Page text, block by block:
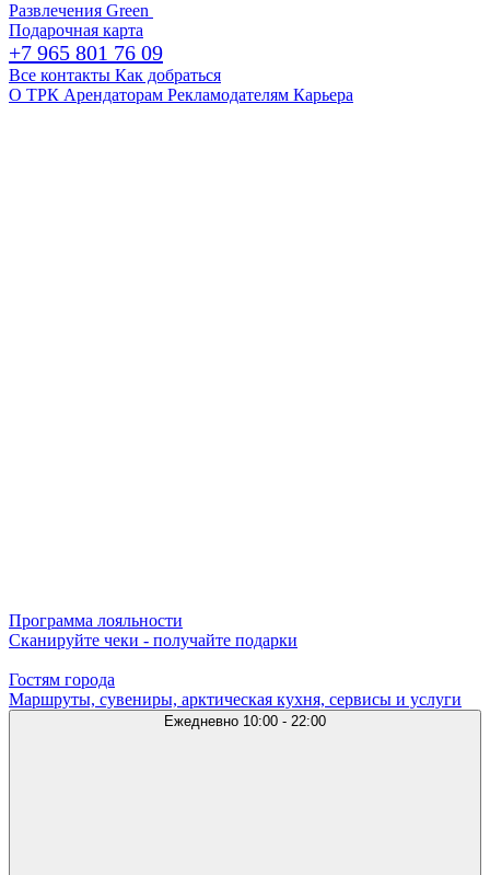
Развлечения Green
Подарочная карта
+7 965 801 76 09
Все контакты Как добраться
О ТРК Арендаторам Рекламодателям Карьера
Программа лояльности
Сканируйте чеки - получайте подарки
Гостям города
Маршруты, сувениры, арктическая кухня, сервисы и услуги
Ежедневно 10:00 - 22:00